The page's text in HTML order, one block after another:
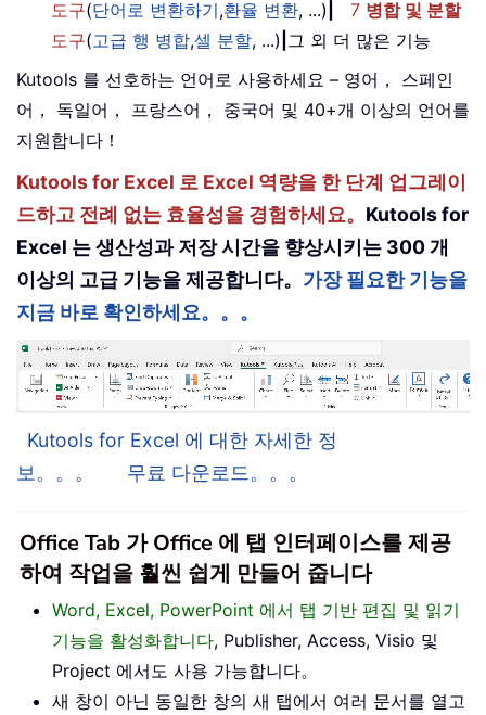
도구(단어로 변환하기,환율 변환, ...) 7 병합 및 분할
도구(고급 행 병합,셀 분할, ...) 그 외 더 많은 기능
Kutools 를 선호하는 언어로 사용하세요 – 영어， 스페인
어， 독일어， 프랑스어， 중국어 및 40+개 이상의 언어를
지원합니다！
Kutools for Excel 로 Excel 역량을 한 단계 업그레이
드하고 전례 없는 효율성을 경험하세요。 Kutools for
Excel 는 생산성과 저장 시간을 향상시키는 300 개
이상의 고급 기능을 제공합니다。 가장 필요한 기능을
지금 바로 확인하세요。。。
Kutools for Excel 에 대한 자세한 정
보。。。
무료 다운로드。。。
Office Tab 가 Office 에 탭 인터페이스를 제공
하여 작업을 훨씬 쉽게 만들어 줍니다
Word, Excel, PowerPoint 에서 탭 기반 편집 및 읽기
기능을 활성화합니다, Publisher, Access, Visio 및
Project 에서도 사용 가능합니다。
새 창이 아닌 동일한 창의 새 탭에서 여러 문서를 열고